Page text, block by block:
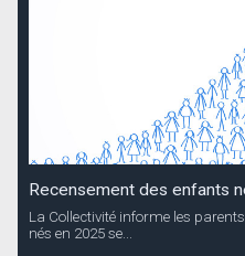
Recensement des enfants
La Collectivité informe les
nés en 2025 se...